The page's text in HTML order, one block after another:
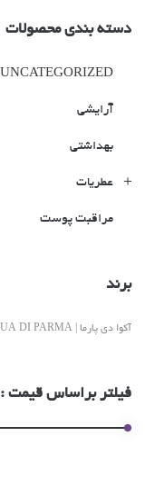
دسته بندی محصولات
UNCATEGORIZED
آرایشی
بهداشتی
عطریات
مراقبت پوست
برند
آکوا دی پارما | ACQUA DI PARMA
فیلتر براساس قیمت :